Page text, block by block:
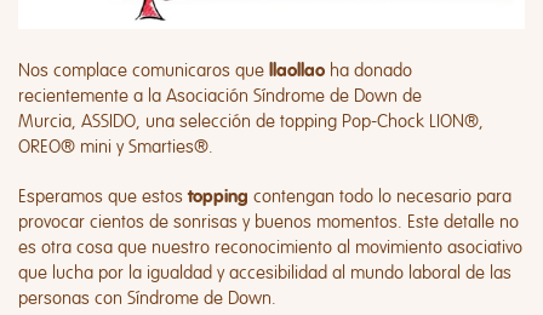
Nos complace comunicaros que llaollao ha donado
recientemente a la Asociación Síndrome de Down de
Murcia, ASSIDO, una selección de topping Pop-Chock LION®,
OREO® mini y Smarties®.
Esperamos que estostopping contengan todo lo necesario para
provocar cientos de sonrisas y buenos momentos. Este detalle no
es otra cosa que nuestro reconocimiento al movimiento asociativo
que lucha por la igualdad y accesibilidad al mundo laboral de las
personas con Síndrome de Down.